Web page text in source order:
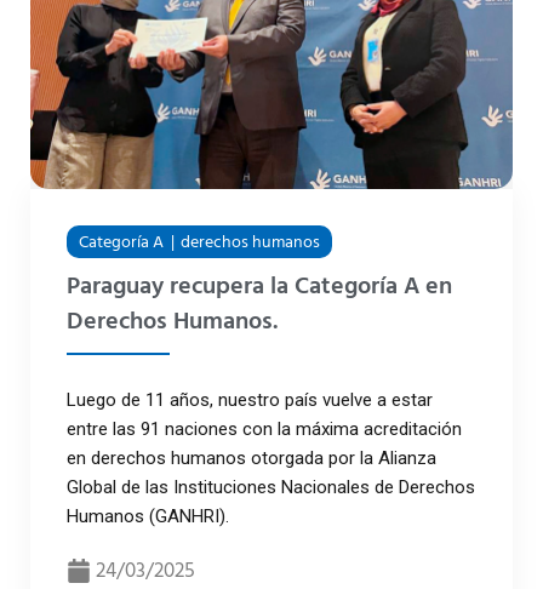
Categoría A derechos humanos
Paraguay recupera la Categoría A en
Derechos Humanos.
Luego de 11 años, nuestro país vuelve a estar
entre las 91 naciones con la máxima acreditación
en derechos humanos otorgada por la Alianza
Global de las Instituciones Nacionales de Derechos
Humanos (GANHRI).
24/03/2025